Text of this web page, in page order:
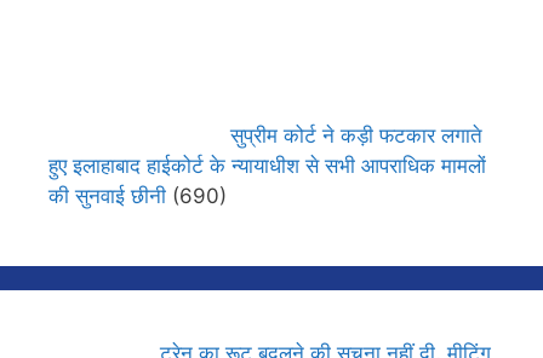
सुप्रीम कोर्ट ने कड़ी फटकार लगाते
हुए इलाहाबाद हाईकोर्ट के न्यायाधीश से सभी आपराधिक मामलों
की सुनवाई छीनी (690)
ट्रेन का रूट बदलने की सूचना नहीं दी, मीटिंग